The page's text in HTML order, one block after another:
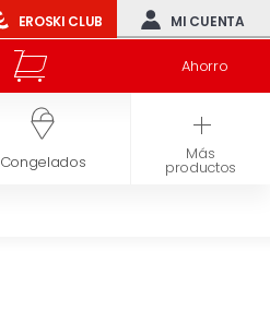
EROSKI CLUB MI CUENTA
Ahorro
Congelados Higiene y belleza
Más
productos